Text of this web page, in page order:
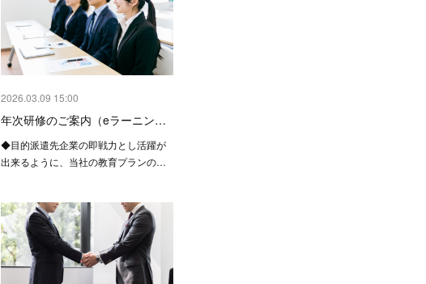
2026.03.09 15:00
年次研修のご案内（eラーニン…
◆目的派遣先企業の即戦力とし活躍が
出来るように、当社の教育プランの…